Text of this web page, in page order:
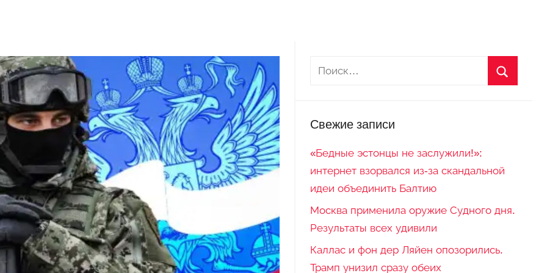
Свежие записи
«Бедные эстонцы не заслужили!»:
интернет взорвался из-за скандальной
идеи объединить Балтию
Москва применила оружие Судного дня.
Результаты всех удивили
Каллас и фон дер Ляйен опозорились.
Трамп унизил сразу обеих